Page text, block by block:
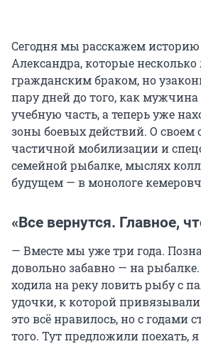
Сегодня мы расскажем
Александра, которые
гражданским браком, но
пару дней до того, как
учебную часть, а теперь уже
зоны боевых действий. О
частичной мобилизации и
семейной рыбалке, мыслях
будущем — в монологе
«Все вернутся. Главное,
— Вместе мы уже три года.
довольно забавно — на рыбалке.
ходила на реку ловить рыбу с
удочки, к которой
это всё нравилось, но с годами
того. Тут предложили поехать, я